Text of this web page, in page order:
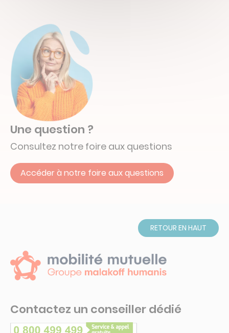
Une question ?
Consultez notre foire aux questions
Accéder à notre foire aux questions
Contactez un conseiller dédié
RETOUR EN HAUT